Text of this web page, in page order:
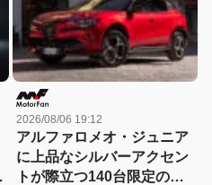
2026/08/06 19:12
アルファロメオ・ジュニア
に上品なシルバーアクセン
トが際立つ140台限定の